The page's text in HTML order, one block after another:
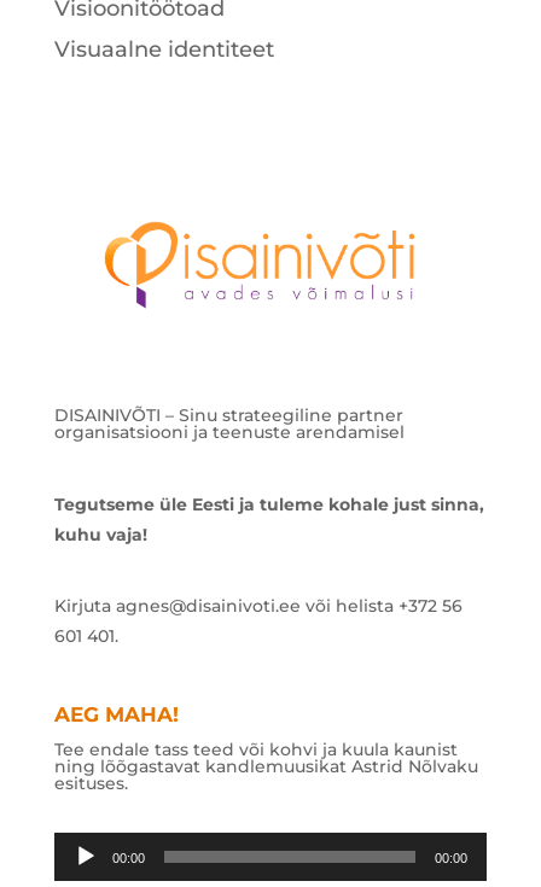
Visioonitöötoad
Visuaalne identiteet
DISAINIVÕTI – Sinu strateegiline partner
organisatsiooni ja teenuste arendamisel
Tegutseme üle Eesti ja tuleme kohale just sinna,
kuhu vaja!
Kirjuta agnes@disainivoti.ee või helista +372 56
601 401.
AEG MAHA!
Tee endale tass teed või kohvi ja kuula kaunist
ning lõõgastavat kandlemuusikat Astrid Nõlvaku
esituses.
Audioesitaja
00:00 00:00